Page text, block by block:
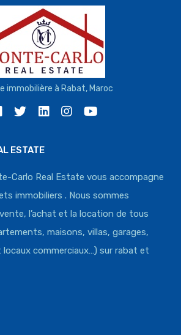
immobilière à Rabat, Maroc
ESTATE
Carlo Real Estate vous accompagne
immobiliers . Nous sommes
l’achat et la location de tous
maisons, villas, garages,
locaux commerciaux…) sur rabat et